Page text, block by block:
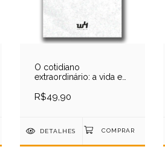
O cotidiano
extraordinário: a vida em
R$49,90
DETALHES